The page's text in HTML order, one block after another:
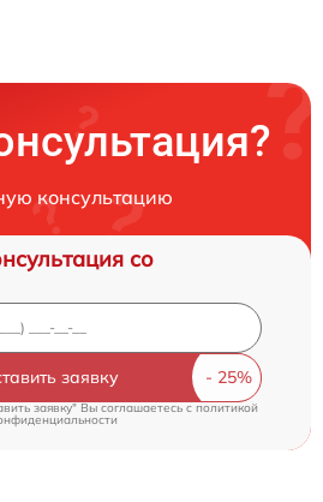
консультацию
со
заявку
заявку" Вы соглашаетесь cполитикой